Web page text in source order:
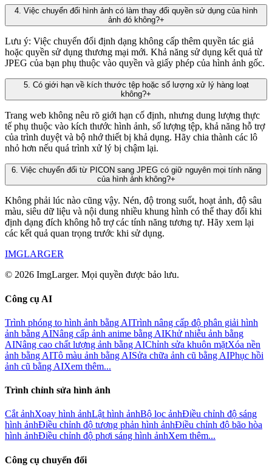
4. Việc chuyển đổi hình ảnh có làm thay đổi quyền sử dụng của hình
ảnh đó không?+
Lưu ý: Việc chuyển đổi định dạng không cấp thêm quyền tác giả
hoặc quyền sử dụng thương mại mới. Khả năng sử dụng kết quả từ
JPEG của bạn phụ thuộc vào quyền và giấy phép của hình ảnh gốc.
5. Có giới hạn về kích thước tệp hoặc số lượng xử lý hàng loạt
không?+
Trang web không nêu rõ giới hạn cố định, nhưng dung lượng thực
tế phụ thuộc vào kích thước hình ảnh, số lượng tệp, khả năng hỗ trợ
của trình duyệt và bộ nhớ thiết bị khả dụng. Hãy chia thành các lô
nhỏ hơn nếu quá trình xử lý bị chậm lại.
6. Việc chuyển đổi từ PICON sang JPEG có giữ nguyên mọi tính năng
của hình ảnh không?+
Không phải lúc nào cũng vậy. Nén, độ trong suốt, hoạt ảnh, độ sâu
màu, siêu dữ liệu và nội dung nhiều khung hình có thể thay đổi khi
định dạng đích không hỗ trợ các tính năng tương tự. Hãy xem lại
các kết quả quan trọng trước khi sử dụng.
IMGLARGER
© 2026 ImgLarger. Mọi quyền được bảo lưu.
Công cụ AI
Trình phóng to hình ảnh bằng AITrình nâng cấp độ phân giải hình
ảnh bằng AINâng cấp ảnh anime bằng AIKhử nhiễu ảnh bằng
AINâng cao chất lượng ảnh bằng AIChỉnh sửa khuôn mặtXóa nền
ảnh bằng AITô màu ảnh bằng AISửa chữa ảnh cũ bằng AIPhục hồi
ảnh cũ bằng AIXem thêm...
Trình chỉnh sửa hình ảnh
Cắt ảnhXoay hình ảnhLật hình ảnhBộ lọc ảnhĐiều chỉnh độ sáng
hình ảnhĐiều chỉnh độ tương phản hình ảnhĐiều chỉnh độ bão hòa
hình ảnhĐiều chỉnh độ phơi sáng hình ảnhXem thêm...
Công cụ chuyển đổi